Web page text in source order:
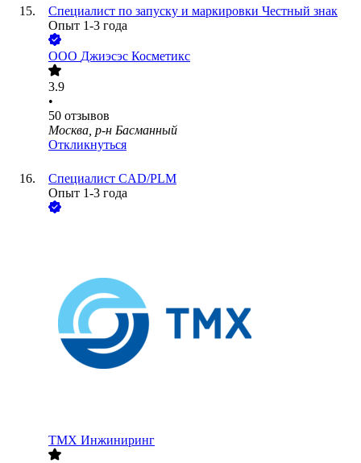
Специалист по запуску и маркировки Честный знак
Опыт 1-3 года
ООО Джиэсэс Косметикс
3.9
•
50 отзывов
Москва, р-н Басманный
Откликнуться
Специалист CAD/PLM
Опыт 1-3 года
ТМХ Инжиниринг